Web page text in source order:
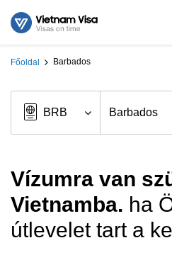
Főoldal Barbados
Vízumra van
Vietnamba. ha
útlevelet tart a